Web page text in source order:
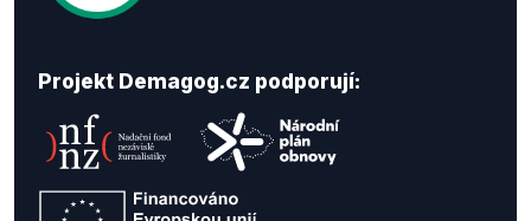
Projekt Demagog.cz podporují: